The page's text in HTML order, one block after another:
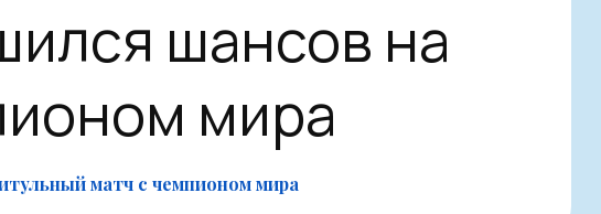
шансов на
мира
матч с чемпионом мира